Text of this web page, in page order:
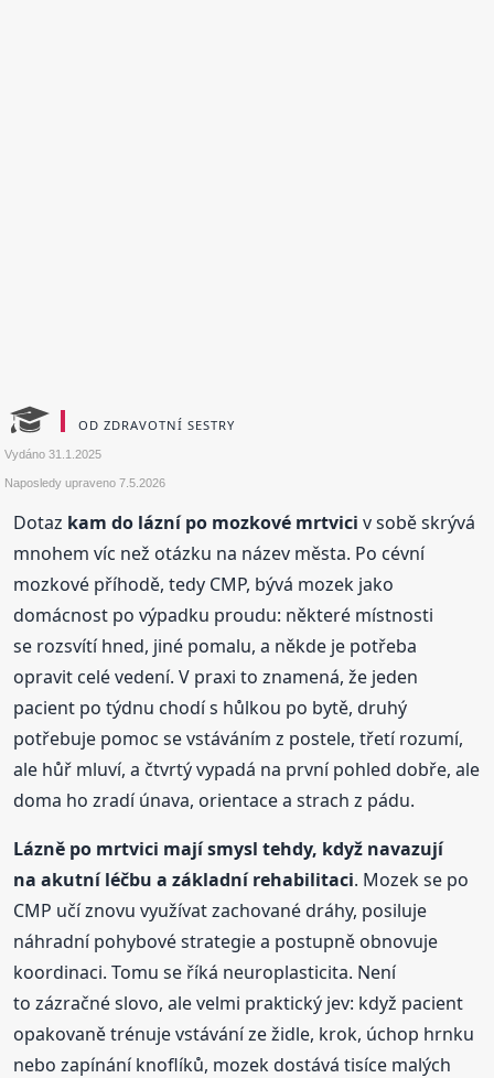
OD ZDRAVOTNÍ SESTRY
Vydáno31.1.2025
Naposledy upraveno7.5.2026
Dotaz kam do lázní po mozkové mrtvici v sobě skrývá
mnohem víc než otázku na název města. Po cévní
mozkové příhodě, tedy CMP, bývá mozek jako
domácnost po výpadku proudu: některé místnosti
se rozsvítí hned, jiné pomalu, a někde je potřeba
opravit celé vedení. V praxi to znamená, že jeden
pacient po týdnu chodí s hůlkou po bytě, druhý
potřebuje pomoc se vstáváním z postele, třetí rozumí,
ale hůř mluví, a čtvrtý vypadá na první pohled dobře, ale
doma ho zradí únava, orientace a strach z pádu.
Lázně po mrtvici mají smysl tehdy, když navazují
na akutní léčbu a základní rehabilitaci. Mozek se po
CMP učí znovu využívat zachované dráhy, posiluje
náhradní pohybové strategie a postupně obnovuje
koordinaci. Tomu se říká neuroplasticita. Není
to zázračné slovo, ale velmi praktický jev: když pacient
opakovaně trénuje vstávání ze židle, krok, úchop hrnku
nebo zapínání knoflíků, mozek dostává tisíce malých